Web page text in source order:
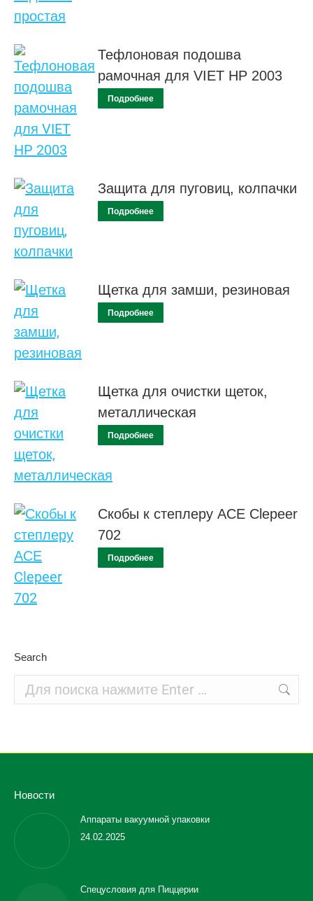
Тефлоновая подошва
рамочная для VIET HP 2003
Подробнее
Защита для пуговиц, колпачки
Подробнее
Щетка для замши, резиновая
Подробнее
Щетка для очистки щеток,
металлическая
Подробнее
Скобы к степлеру АСЕ Clepeer
702
Подробнее
Search
Новости
Аппараты вакуумной упаковки
24.02.2025
Спецусловия для Пиццерии